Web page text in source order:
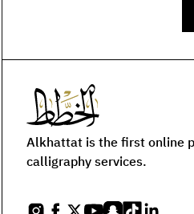
Alkhattat is the first online
calligraphy services.